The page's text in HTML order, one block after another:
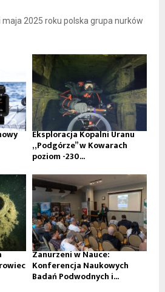
maja 2025 roku polska grupa nurków
Eksploracja Kopalni Uranu
„Podgórze” w Kowarach
poziom -230...
Zanurzeni w Nauce:
Konferencja Naukowych
Badań Podwodnych i...